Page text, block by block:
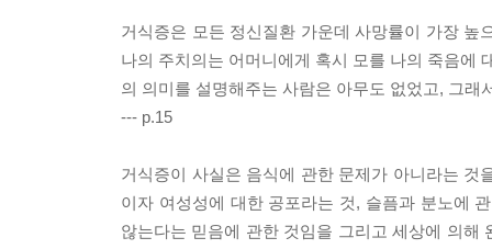
거식증은 모든 정신질환 가운데 사망률이 가장
나의 주치의는 어머니에게 혹시 모를 나의 죽음에
의 의미를 설명해주는 사람은 아무도 없었고, 그래
--- p.15
거식증이 사실은 음식에 관한 문제가 아니라는
이자 여성성에 대한 공포라는 것, 슬픔과 분노에
않는다는 믿음에 관한 것임을 그리고 세상에 의해